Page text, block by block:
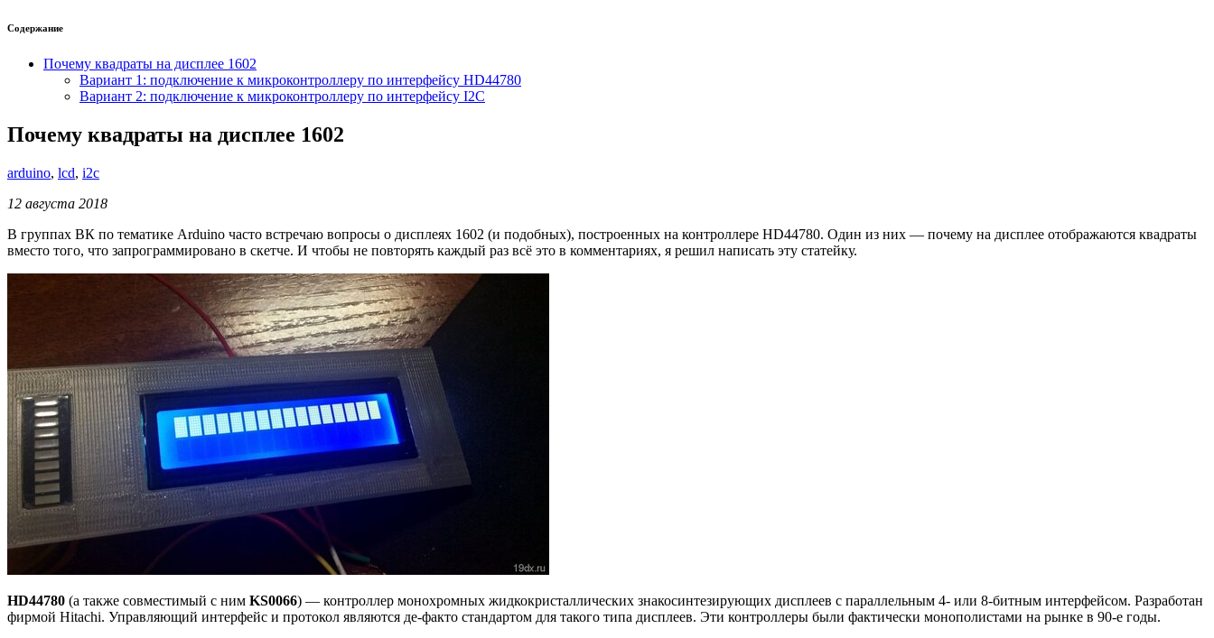
Содержание
Почему квадраты на дисплее 1602
Вариант 1: подключение к микроконтроллеру по интерфейсу HD44780
Вариант 2: подключение к микроконтроллеру по интерфейсу I2C
Почему квадраты на дисплее 1602
arduino, lcd, i2c
12 августа 2018
В группах ВК по тематике Arduino часто встречаю вопросы о дисплеях 1602 (и подобных), построенных на контроллере HD44780. Один из них — почему на дисплее отображаются квадраты
вместо того, что запрограммировано в скетче. И чтобы не повторять каждый раз всё это в комментариях, я решил написать эту статейку.
HD44780 (а также совместимый с ним KS0066) — контроллер монохромных жидкокристаллических знакосинтезирующих дисплеев с параллельным 4- или 8-битным интерфейсом. Разработан
фирмой Hitachi. Управляющий интерфейс и протокол являются де-факто стандартом для такого типа дисплеев. Эти контроллеры были фактически монополистами на рынке в 90-е годы.